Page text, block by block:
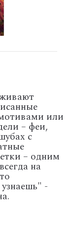
или
– феи,
с
– одним
на
-